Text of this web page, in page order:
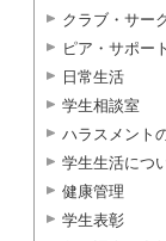
クラブ・サー
ピア・サポート
日常生活
学生相談室
ハラスメント
学生生活につ
健康管理
学生表彰